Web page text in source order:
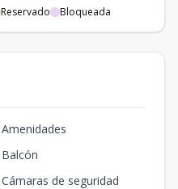
Reservado Bloqueada
Amenidades
Balcón
Cámaras de seguridad